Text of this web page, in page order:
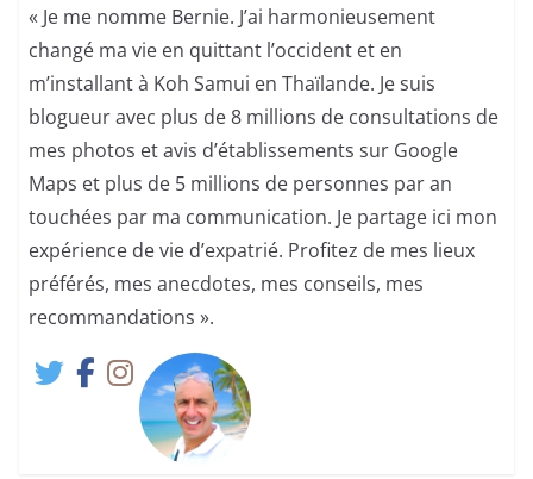
« Je me nomme Bernie. J’ai harmonieusement
changé ma vie en quittant l’occident et en
m’installant à Koh Samui en Thaïlande. Je suis
blogueur avec plus de 8 millions de consultations de
mes photos et avis d’établissements sur Google
Maps et plus de 5 millions de personnes par an
touchées par ma communication. Je partage ici mon
expérience de vie d’expatrié. Profitez de mes lieux
préférés, mes anecdotes, mes conseils, mes
recommandations ».